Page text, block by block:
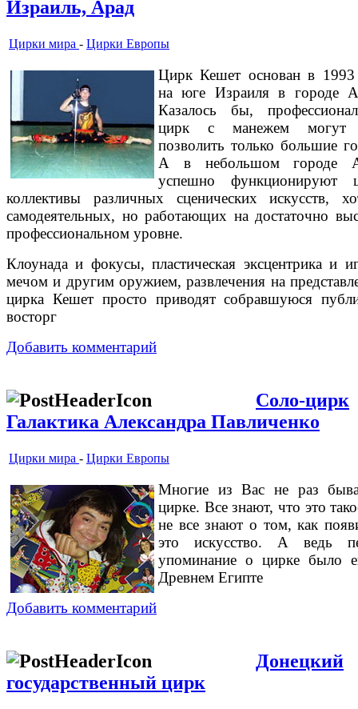
Израиль, Арад
Цирки мира - Цирки Европы
Цирк Кешет основан в 1993
на юге Израиля в городе
Казалось бы,
цирк с манежем могут
позволить только большие
А в небольшом городе
успешно функционируют
коллективы различных сценических искусств,
самодеятельных, но работающих на достаточно
профессиональном уровне.
Клоунада и фокусы, пластическая эксцентрика и
мечом и другим оружием, развлечения на
цирка Кешет просто приводят собравшуюся
восторг
Добавить комментарий
Соло-цирк
Галактика Александра Павличенко
Цирки мира - Цирки Европы
Многие из Вас не раз
цирке. Все знают, что это
не все знают о том, как
это искусство. А ведь
упоминание о цирке было
Древнем Египте
Добавить комментарий
Донецкий
государственный цирк